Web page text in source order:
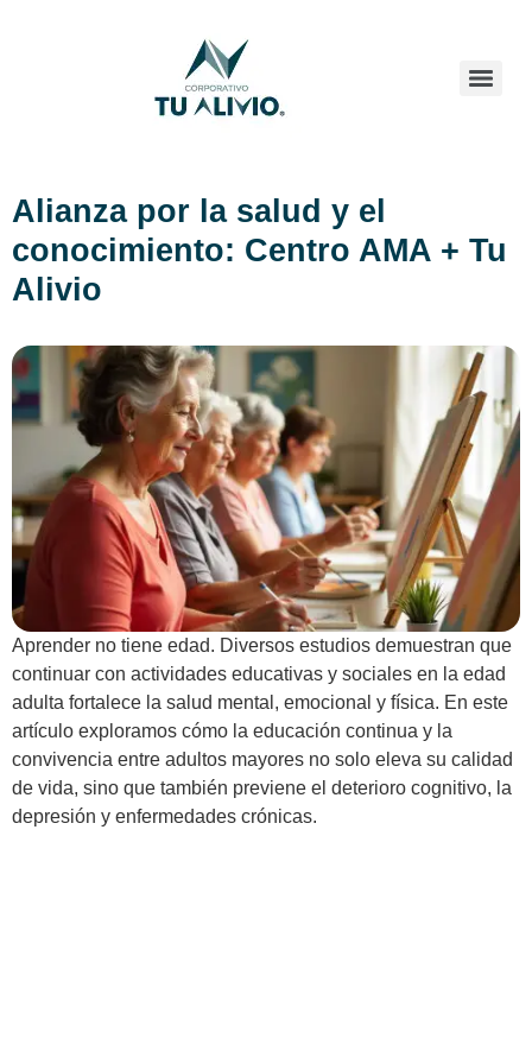
Alianza por la salud y el
conocimiento: Centro AMA + Tu
Alivio
Aprender no tiene edad. Diversos estudios demuestran que
continuar con actividades educativas y sociales en la edad
adulta fortalece la salud mental, emocional y física. En este
artículo exploramos cómo la educación continua y la
convivencia entre adultos mayores no solo eleva su calidad
de vida, sino que también previene el deterioro cognitivo, la
depresión y enfermedades crónicas.